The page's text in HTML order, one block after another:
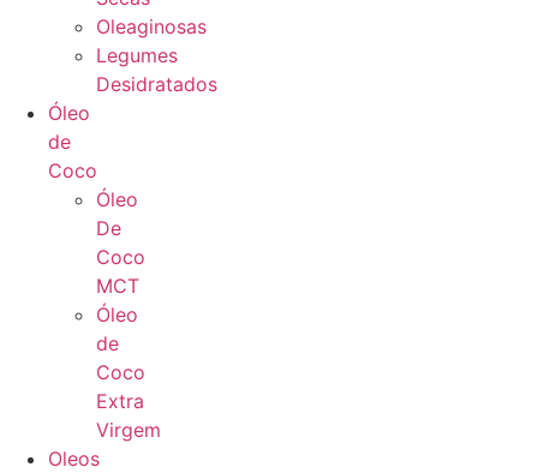
Oleaginosas
Legumes
Desidratados
Óleo
de
Coco
Óleo
De
Coco
MCT
Óleo
de
Coco
Extra
Virgem
Oleos